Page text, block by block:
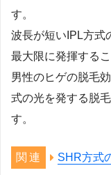
す。
波長が短いIPL方式
最大限に発揮する
男性のヒゲの脱毛
式の光を発する脱
す。
SHR方式